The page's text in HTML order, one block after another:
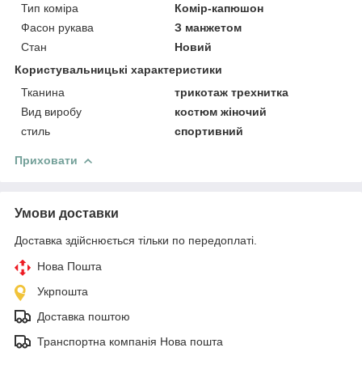
Тип коміра
Комір-капюшон
Фасон рукава
З манжетом
Стан
Новий
Користувальницькі характеристики
Тканина
трикотаж трехнитка
Вид виробу
костюм жіночий
стиль
спортивний
Приховати
Умови доставки
Доставка здійснюється тільки по передоплаті.
Нова Пошта
Укрпошта
Доставка поштою
Транспортна компанія Нова пошта